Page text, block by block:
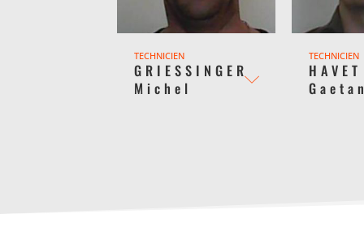
TECHNICIEN
GRIESSINGER
Michel
TECHNICIEN
HAVET
Gaetan